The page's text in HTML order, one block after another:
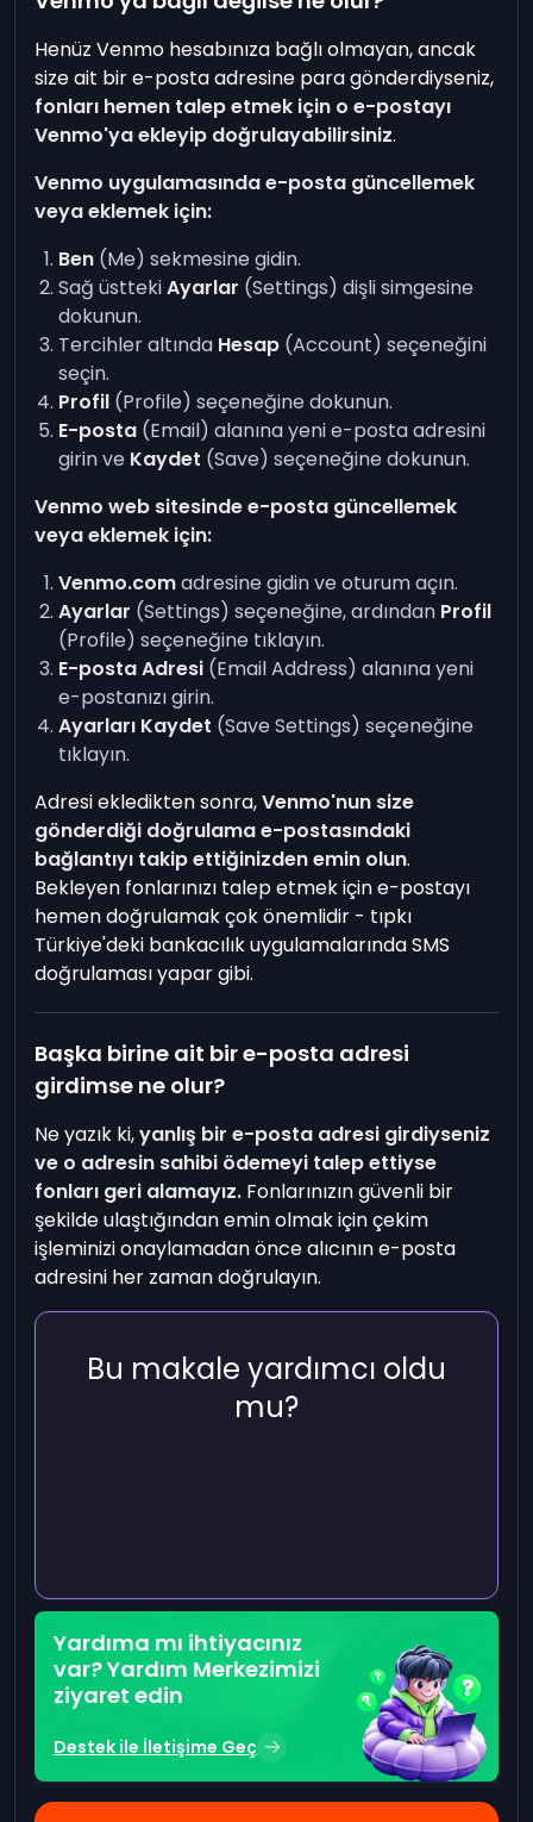
Henüz Venmo hesabınıza bağlı olmayan, ancak
size ait bir e-posta adresine para gönderdiyseniz,
fonları hemen talep etmek için o e-postayı
Venmo'ya ekleyip doğrulayabilirsiniz.
Venmo uygulamasında e-posta güncellemek
veya eklemek için:
Ben (Me) sekmesine gidin.
Sağ üsttekiAyarlar (Settings) dişli simgesine
dokunun.
Tercihler altında Hesap (Account) seçeneğini
seçin.
Profil (Profile) seçeneğine dokunun.
E-posta (Email) alanına yeni e-posta adresini
girin ve Kaydet (Save) seçeneğine dokunun.
Venmo web sitesinde e-posta güncellemek
veya eklemek için:
Venmo.comadresine gidin ve oturum açın.
Ayarlar (Settings) seçeneğine, ardından Profil
(Profile) seçeneğine tıklayın.
E-posta Adresi (Email Address) alanına yeni
e-postanızı girin.
Ayarları Kaydet (Save Settings) seçeneğine
tıklayın.
Adresi ekledikten sonra,Venmo'nun size
gönderdiği doğrulama e-postasındaki
bağlantıyı takip ettiğinizden emin olun.
Bekleyen fonlarınızı talep etmek için e-postayı
hemen doğrulamak çok önemlidir - tıpkı
Türkiye'deki bankacılık uygulamalarında SMS
doğrulaması yapar gibi.
Başka birine ait bir e-posta adresi
girdimse ne olur?
Ne yazık ki,yanlış bir e-posta adresi girdiyseniz
ve o adresin sahibi ödemeyi talep ettiyse
fonları geri alamayız. Fonlarınızın güvenli bir
şekilde ulaştığından emin olmak için çekim
işleminizi onaylamadan önce alıcının e-posta
adresini her zaman doğrulayın.
Bu makale yardımcı oldu
mu?
Yardıma mı ihtiyacınız
var? Yardım Merkezimizi
ziyaret edin
Destek ile İletişime Geç